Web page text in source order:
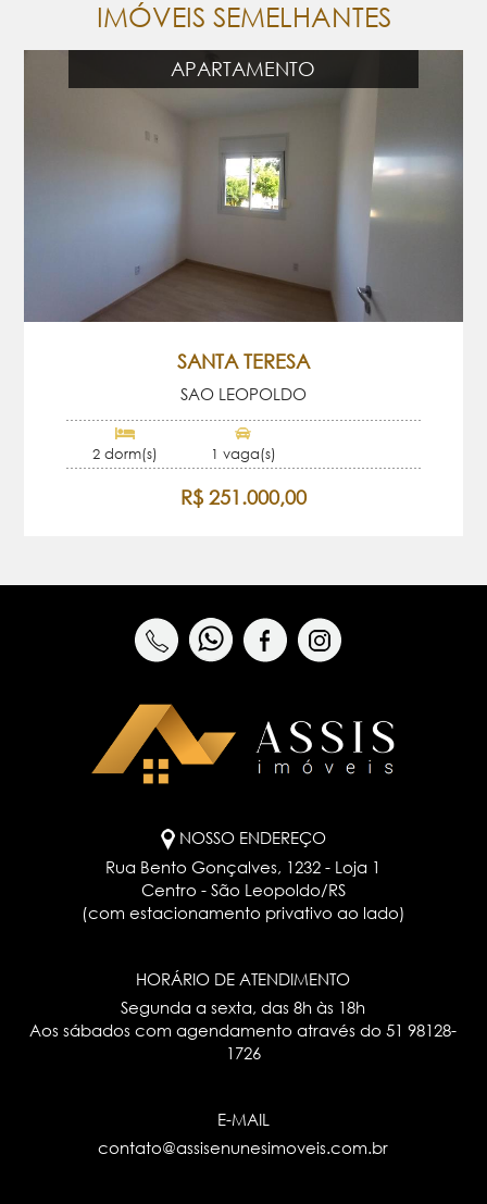
IMÓVEIS SEMELHANTES
APARTAMENTO
SANTA TERESA
SAO LEOPOLDO
2 dorm(s) 1 vaga(s)
R$ 251.000,00
NOSSO ENDEREÇO
Rua Bento Gonçalves, 1232 - Loja 1
Centro - São Leopoldo/RS
(com estacionamento privativo ao lado)
HORÁRIO DE ATENDIMENTO
Segunda a sexta, das 8h às 18h
Aos sábados com agendamento através do51 98128-
1726
E-MAIL
contato@assisenunesimoveis.com.br